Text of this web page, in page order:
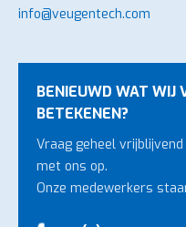
info@veugentech.com
BENIEUWD WAT WIJ
BETEKENEN?
Vraag geheel
met ons op.
Onze medewerkers